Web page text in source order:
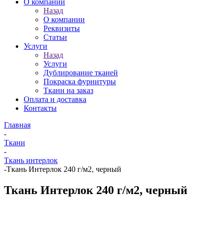
О компании
Назад
О компании
Реквизиты
Статьи
Услуги
Назад
Услуги
Дублирование тканей
Покраска фурнитуры
Ткани на заказ
Оплата и доставка
Контакты
Главная
-
Ткани
-
Ткань интерлок
-Ткань Интерлок 240 г/м2, черный
Ткань Интерлок 240 г/м2, черный